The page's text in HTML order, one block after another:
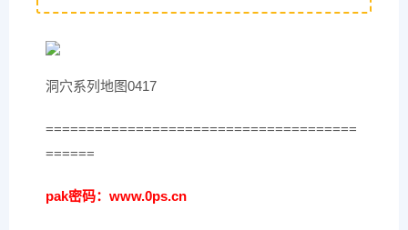
洞穴系列地图0417
======================================
======
pak密码：www.0ps.cn